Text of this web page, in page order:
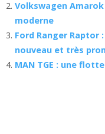
Volkswagen
moderne
Ford Ranger Raptor
nouveau et très
MAN TGE : une